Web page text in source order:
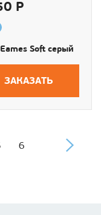
Р
Soft серый
ЗАКАЗАТЬ
6